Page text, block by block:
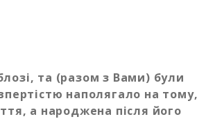
та (разом з Вами) були
наполягало на тому,
а народжена після його